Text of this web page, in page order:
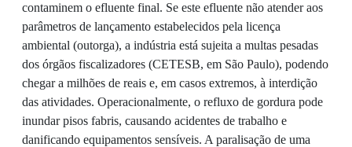
contaminem o efluente final. Se este efluente não atender aos
parâmetros de lançamento estabelecidos pela licença
ambiental (outorga), a indústria está sujeita a multas pesadas
dos órgãos fiscalizadores (CETESB, em São Paulo), podendo
chegar a milhões de reais e, em casos extremos, à interdição
das atividades. Operacionalmente, o refluxo de gordura pode
inundar pisos fabris, causando acidentes de trabalho e
danificando equipamentos sensíveis. A paralisação de uma